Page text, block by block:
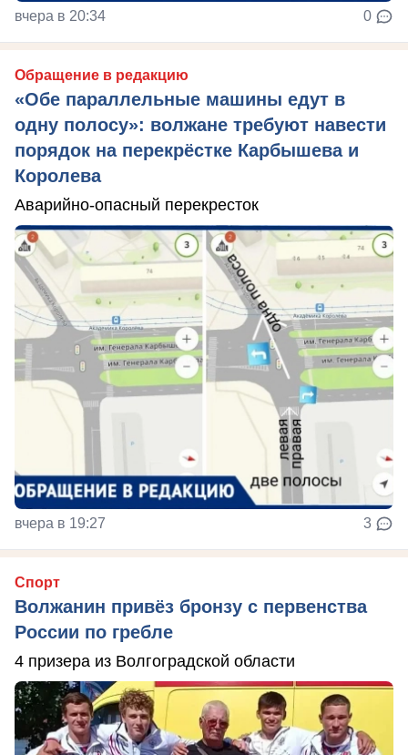
вчера в 20:34 0
Обращение в редакцию
«Обе параллельные машины едут в
одну полосу»: волжане требуют навести
порядок на перекрёстке Карбышева и
Королева
Аварийно-опасный перекресток
вчера в 19:27 3
Спорт
Волжанин привёз бронзу с первенства
России по гребле
4 призера из Волгоградской области